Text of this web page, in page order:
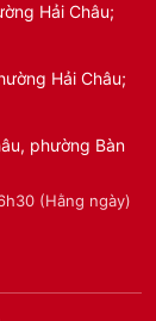
Hải Châu;
Hải Châu;
phường Bàn
(Hằng ngày)